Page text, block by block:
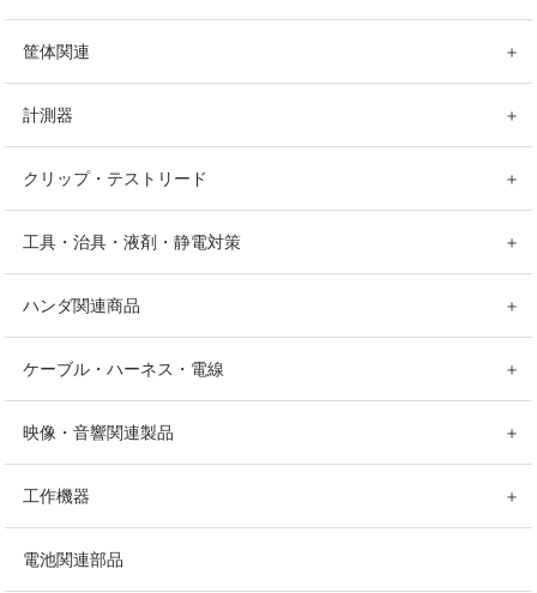
筐体関連 ＋
計測器 ＋
クリップ・テストリード ＋
工具・治具・液剤・静電対策 ＋
ハンダ関連商品 ＋
ケーブル・ハーネス・電線 ＋
映像・音響関連製品 ＋
工作機器 ＋
電池関連部品